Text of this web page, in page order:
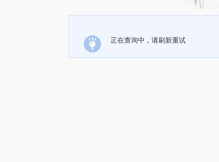
正在查询中，请刷新重试